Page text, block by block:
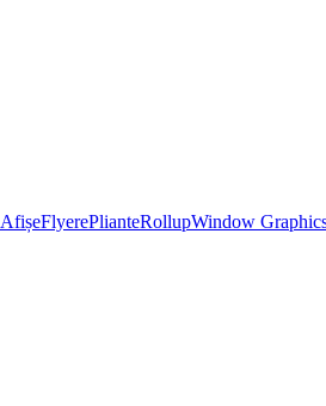
AfișeFlyerePlianteRollupWindow